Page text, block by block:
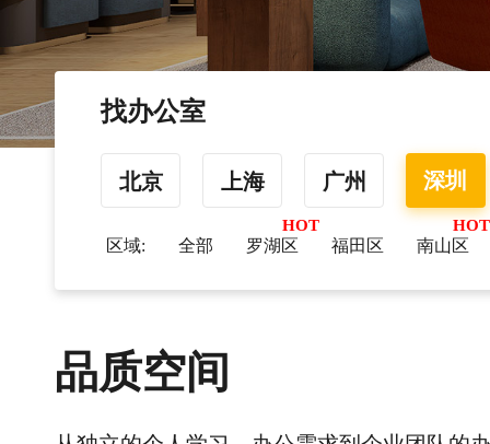
找办公室
北京 上海 广州 深圳
区域: 全部 罗湖区 福田区 南山区
品质空间